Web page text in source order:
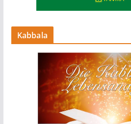
Kabbala